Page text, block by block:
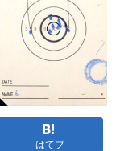
はてブ